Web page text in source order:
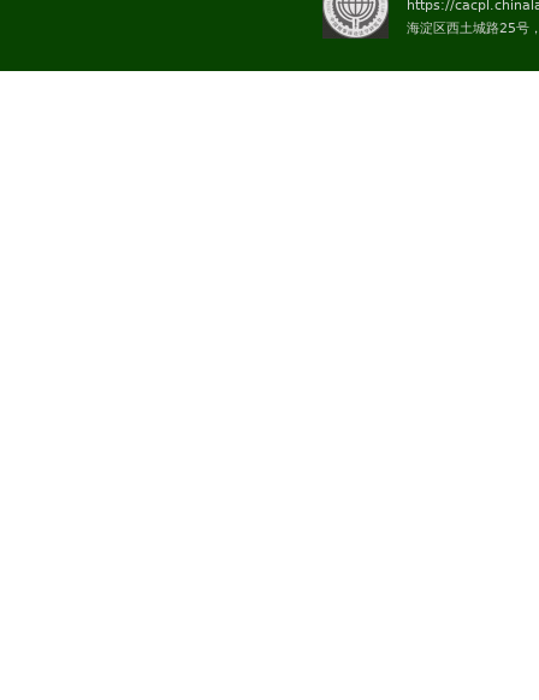
https://
海淀区西土城路25号